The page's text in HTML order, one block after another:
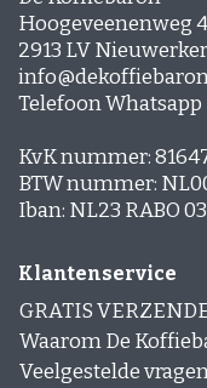
Hoogeveenenweg 4
2913 LV
Telefoon Whatsapp
KvK nummer:
BTW nummer:
Iban: NL23 RABO
Klantenservice
GRATIS
Waarom De
Veelgestelde